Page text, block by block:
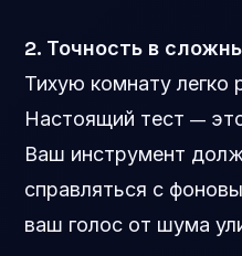
2. Точность в
Тихую комнату легко
Настоящий тест —
Ваш инструмент
справляться с
ваш голос от шума